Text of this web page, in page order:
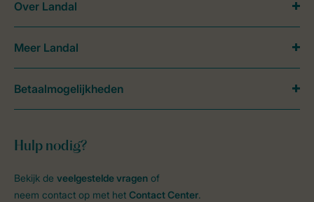
Hulp nodig?
Bekijk de veelgestelde vragen of
neem contact op met het Contact Center.
Over Landal
Meer Landal
Betaalmogelijkheden